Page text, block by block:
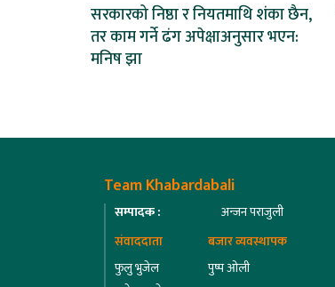
सरकारको निष्ठा र नियतमाथि शंका छैन,
तर काम गर्ने ढंग अपेक्षाअनुसार भएन:
मनिष झा
Team Khabardabali
सम्पादक :
अन्जन पराजुली
संवाददाता
फुलु भुजेल
बजार व्यवस्थापक
पुष्प ओली